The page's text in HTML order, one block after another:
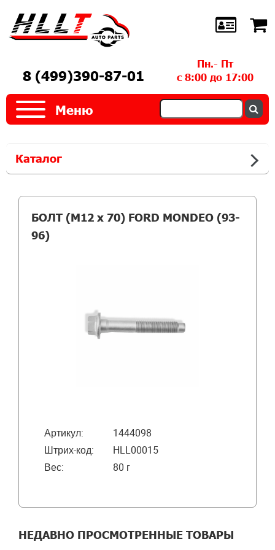
8 (499)390-87-01
Пн.- Пт
с 8:00 до 17:00
Меню
Каталог
БОЛТ (M12 x 70) FORD MONDEO (93-
96)
Артикул:
1444098
Штрих-код:
HLL00015
Вес:
80 г
НЕДАВНО ПРОСМОТРЕННЫЕ ТОВАРЫ